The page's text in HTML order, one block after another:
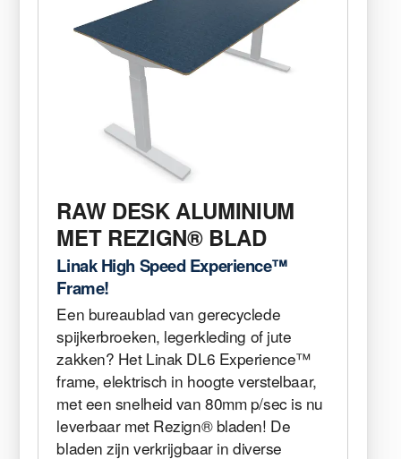
RAW DESK ALUMINIUM
MET REZIGN® BLAD
Linak High Speed Experience™
Frame!
Een bureaublad van gerecyclede
spijkerbroeken, legerkleding of jute
zakken? Het Linak DL6 Experience™
frame, elektrisch in hoogte verstelbaar,
met een snelheid van 80mm p/sec is nu
leverbaar met Rezign® bladen! De
bladen zijn verkrijgbaar in diverse